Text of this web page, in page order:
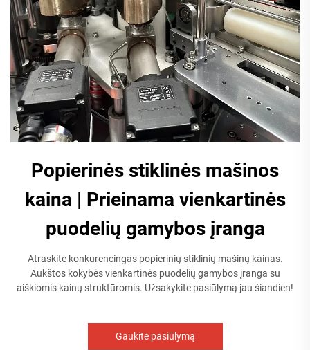
Popierinės stiklinės mašinos
kaina | Prieinama vienkartinės
puodelių gamybos įranga
Atraskite konkurencingas popierinių stiklinių mašinų kainas.
Aukštos kokybės vienkartinės puodelių gamybos įranga su
aiškiomis kainų struktūromis. Užsakykite pasiūlymą jau šiandien!
Gaukite pasiūlymą